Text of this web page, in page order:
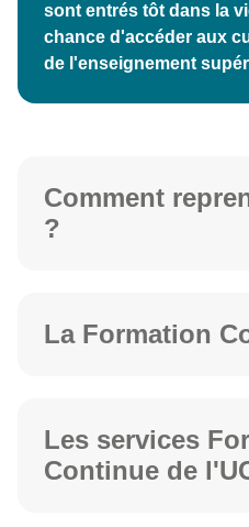
sont entrés tôt dans la
chance d'accéder aux
de l'enseignement
Comment
?
La Formation
Les services
Continue de